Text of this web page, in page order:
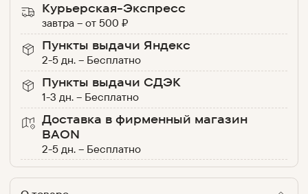
Курьерская-Экспресс
завтра –от500 ₽
Пункты выдачи Яндекс
2-5 дн. – Бесплатно
Пункты выдачи СДЭК
1-3 дн. – Бесплатно
Доставка в фирменный магазин
BAON
2-5 дн. – Бесплатно